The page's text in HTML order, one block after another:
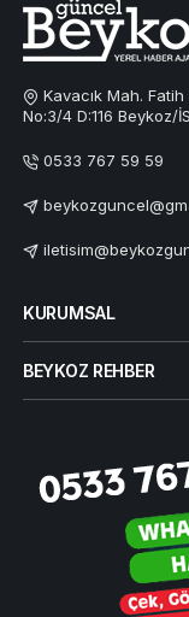
Kavacık Mah.
No:3/4 D:116 Beykoz/
0533 767 59 59
KURUMSAL
BEYKOZ REHBER